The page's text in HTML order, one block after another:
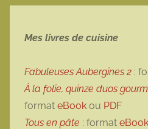
Mes livres de cuisine
Fabuleuses Aubergines 2 :
À la folie, quinze duos
format eBook ou PDF
Tous en pâte : format eBook